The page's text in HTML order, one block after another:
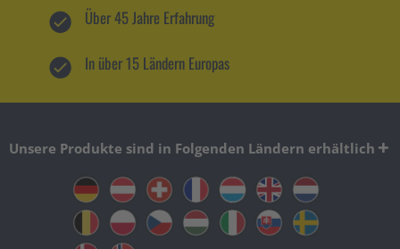
Über 45 Jahre Erfahrung
In über 15 Ländern Europas
Unsere Produkte sind in Folgenden Ländern erhältlich